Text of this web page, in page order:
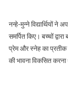
नन्हे-मुन्ने विद्यार्थियों ने
समर्पित किए। बच्चों
प्रेम और स्नेह का प्रतीक
की भावना विकसित करना